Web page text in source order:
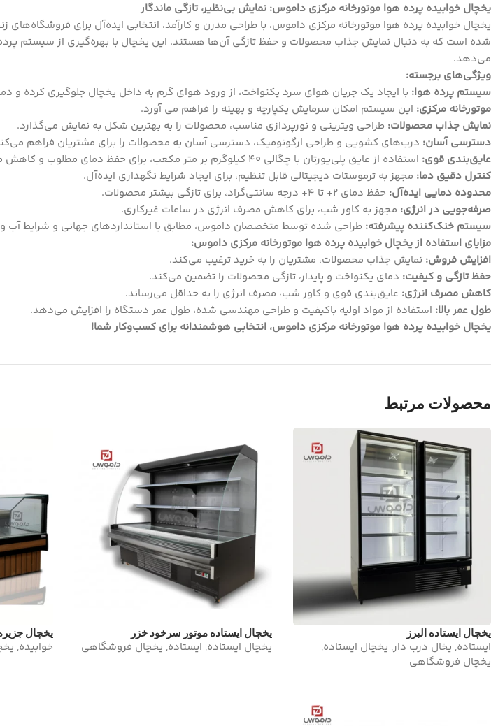
یخچال خوابیده پرده هوا موتورخانه مرکزی داموس: نمایش بی‌نظیر، تازگی ماندگار
یخچال خوابیده پرده هوا موتورخانه مرکزی داموس، با طراحی مدرن و کارآمد، انتخابی ایده‌آل برای
شده است که به دنبال نمایش جذاب محصولات و حفظ تازگی آن‌ها هستند. این یخچال با بهره‌گیری از سیستم پرده
می‌دهد.
ویژگی‌های برجسته:
سیستم پرده هوا: با ایجاد یک جریان هوای سرد یکنواخت، از ورود هوای گرم به داخل یخچال جلوگیری کرده و
موتورخانه مرکزی: این سیستم امکان سرمایش یکپارچه و بهینه را فراهم می آورد.
نمایش جذاب محصولات: طراحی ویترینی و نورپردازی مناسب، محصولات را به بهترین شکل به نمایش می‌گذارد.
دسترسی آسان: درب‌های کشویی و طراحی ارگونومیک، دسترسی آسان به محصولات را برای مشتریان فراهم
عایق‌بندی قوی: استفاده از عایق پلی‌یورتان با چگالی 40 کیلوگرم بر متر مکعب، برای حفظ دمای مطلوب و کاهش مصرف انرژی.
کنترل دقیق دما: مجهز به ترموستات دیجیتالی قابل تنظیم، برای ایجاد شرایط نگهداری ایده‌آل.
محدوده دمایی ایده‌آل: حفظ دمای 2+ تا 4+ درجه سانتی‌گراد، برای تازگی بیشتر محصولات.
صرفه‌جویی در انرژی: مجهز به کاور شب، برای کاهش مصرف انرژی در ساعات غیرکاری.
سیستم خنک‌کننده پیشرفته: طراحی شده توسط متخصصان داموس، مطابق با استانداردهای جهانی و شرایط آب
مزایای استفاده از یخچال خوابیده پرده هوا موتورخانه مرکزی داموس:
افزایش فروش: نمایش جذاب محصولات، مشتریان را به خرید ترغیب می‌کند.
حفظ تازگی و کیفیت: دمای یکنواخت و پایدار، تازگی محصولات را تضمین می‌کند.
کاهش مصرف انرژی: عایق‌بندی قوی و کاور شب، مصرف انرژی را به حداقل می‌رساند.
طول عمر بالا: استفاده از مواد اولیه باکیفیت و طراحی مهندسی شده، طول عمر دستگاه را افزایش می‌دهد.
یخچال خوابیده پرده هوا موتورخانه مرکزی داموس، انتخابی هوشمندانه برای کسب‌وکار شما!
محصولات مرتبط
یخچال ایستاده البرز
ایستاده, یخال درب دار, یخچال ایستاده,
یخچال فروشگاهی
یخچال ایستاده موتور سرخود خزر
یخچال ایستاده, ایستاده, یخچال فروشگاهی
یخچال
خوابیده,